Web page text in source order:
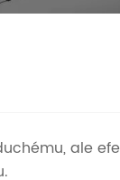
ale